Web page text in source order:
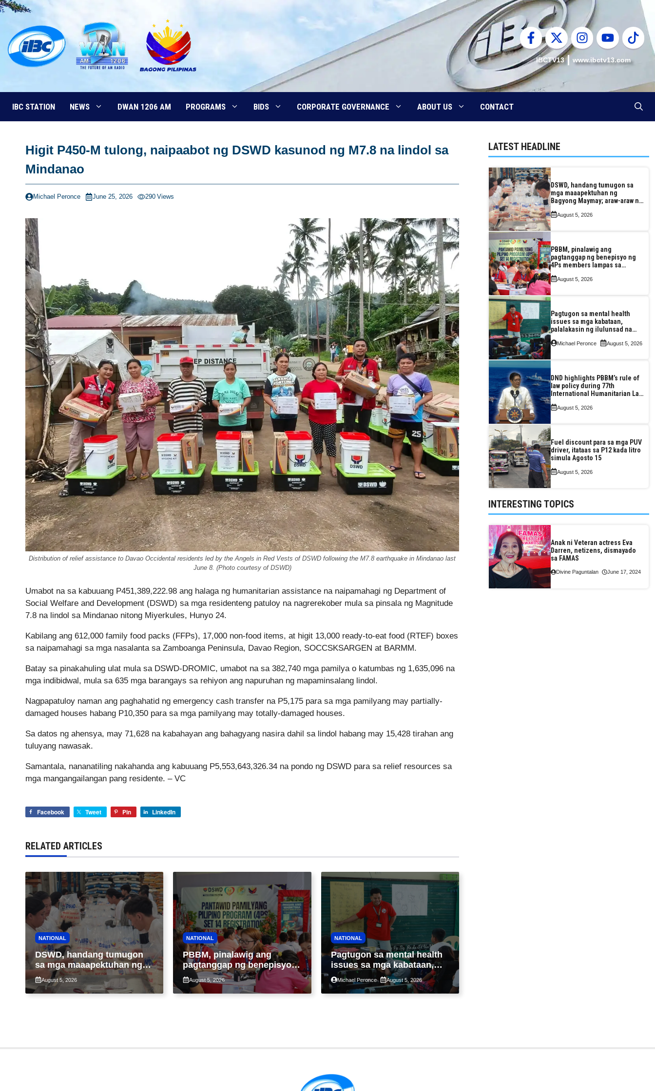
Skip
content
IBCTV13 www.ibctv13.com
IBC STATION NEWS DWAN 1206 AM PROGRAMS BIDS CORPORATE GOVERNANCE ABOUT US CONTACT
Higit P450-M tulong, naipaabot ng DSWD kasunod ng M7.8 na lindol sa
Mindanao
Michael Peronce June 25, 2026 290 Views
Distribution of relief assistance to Davao Occidental residents led by the Angels in Red Vests of DSWD following the M7.8 earthquake in Mindanao last
June 8. (Photo courtesy of DSWD)
Umabot na sa kabuuang P451,389,222.98 ang halaga ng humanitarian assistance na naipamahagi ng Department of
Social Welfare and Development (DSWD) sa mga residenteng patuloy na nagrerekober mula sa pinsala ng Magnitude
7.8 na lindol sa Mindanao nitong Miyerkules, Hunyo 24.
Kabilang ang 612,000 family food packs (FFPs), 17,000 non-food items, at higit 13,000 ready-to-eat food (RTEF) boxes
sa naipamahagi sa mga nasalanta sa Zamboanga Peninsula, Davao Region, SOCCSKSARGEN at BARMM.
Batay sa pinakahuling ulat mula sa DSWD-DROMIC, umabot na sa 382,740 mga pamilya o katumbas ng 1,635,096 na
mga indibidwal, mula sa 635 mga barangays sa rehiyon ang napuruhan ng mapaminsalang lindol.
Nagpapatuloy naman ang paghahatid ng emergency cash transfer na P5,175 para sa mga pamilyang may partially-
damaged houses habang P10,350 para sa mga pamilyang may totally-damaged houses.
Sa datos ng ahensya, may 71,628 na kabahayan ang bahagyang nasira dahil sa lindol habang may 15,428 tirahan ang
tuluyang nawasak.
Samantala, nananatiling nakahanda ang kabuuang P5,553,643,326.34 na pondo ng DSWD para sa relief resources sa
mga mangangailangan pang residente. – VC
Facebook Tweet Pin LinkedIn
RELATED ARTICLES
NATIONAL
DSWD, handang tumugon
sa mga maaapektuhan ng
Bagyong Maymay; araw-
araw na paggawa ng FFPs,
tiniyak
August 5, 2026
NATIONAL
PBBM, pinalawig ang
pagtanggap ng benepisyo
ng 4Ps members lampas sa
maximum 7-year-period
August 5, 2026
NATIONAL
Pagtugon sa mental health
issues sa mga kabataan,
palalakasin ng ilulunsad na
‘Tara, Usap!’ program ng
DSWD
Michael Peronce August 5, 2026
LATEST HEADLINE
DSWD, handang tumugon sa
mga maaapektuhan ng
Bagyong Maymay; araw-araw na
August 5, 2026
PBBM, pinalawig ang
pagtanggap ng benepisyo ng
4Ps members lampas sa
August 5, 2026
Pagtugon sa mental health
issues sa mga kabataan,
palalakasin ng ilulunsad na
Michael Peronce August 5, 2026
DND highlights PBBM’s rule of
law policy during 77th
International Humanitarian Law
August 5, 2026
Fuel discount para sa mga PUV
driver, itataas sa P12 kada litro
simula Agosto 15
August 5, 2026
INTERESTING TOPICS
Anak ni Veteran actress Eva
Darren, netizens, dismayado
sa FAMAS
Divine Paguntalan June 17, 2024